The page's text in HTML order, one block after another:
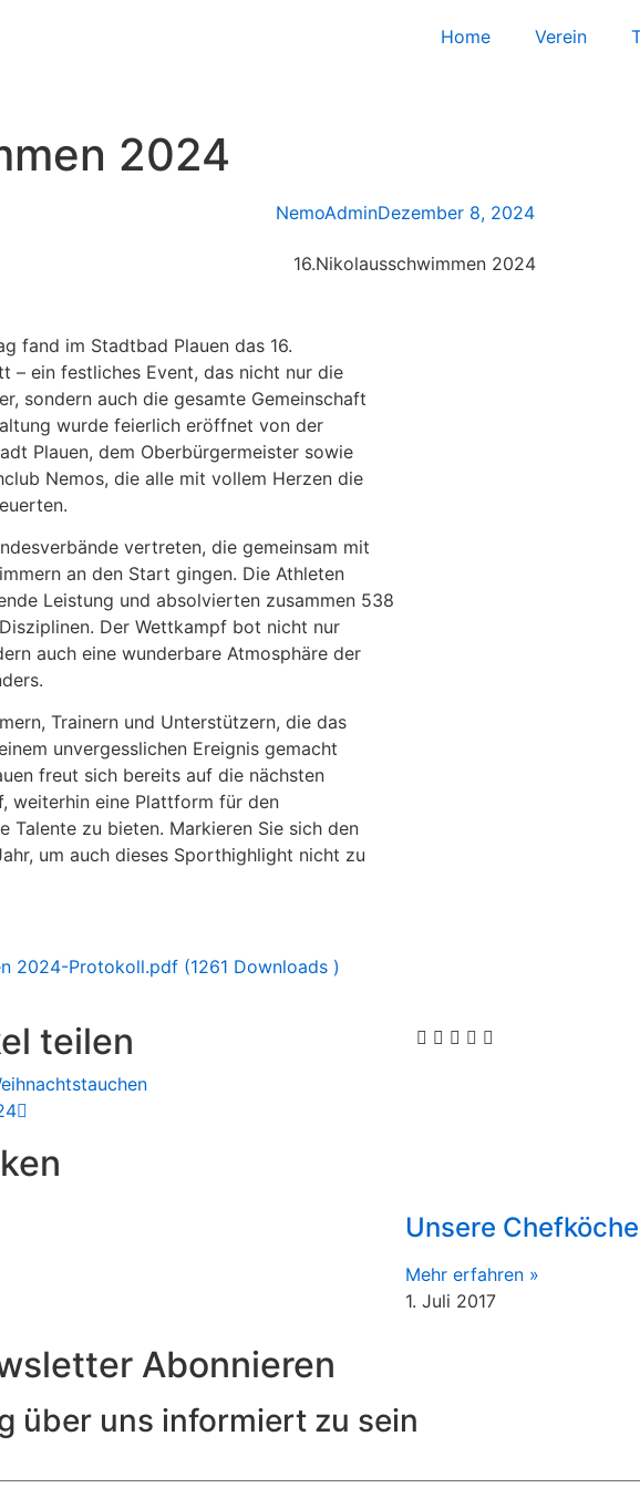
Home Verein
2024
NemoAdminDezember 8, 2024
fand im Stadtbad Plauen das 16.
– ein festliches Event, das nicht nur die
sondern auch die gesamte Gemeinschaft
wurde feierlich eröffnet von der
Plauen, dem Oberbürgermeister sowie
Nemos, die alle mit vollem Herzen die
vertreten, die gemeinsam mit
an den Start gingen. Die Athleten
Leistung und absolvierten zusammen 538
Der Wettkampf bot nicht nur
auch eine wunderbare Atmosphäre der
Trainern und Unterstützern, die das
unvergesslichen Ereignis gemacht
freut sich bereits auf die nächsten
weiterhin eine Plattform für den
Talente zu bieten. Markieren Sie sich den
um auch dieses Sporthighlight nicht zu
2024-Protokoll.pdf (1261 Downloads )
teilen
Unsere
Mehr erfahren »
1. Juli 2017
Abonnieren
über uns informiert zu sein